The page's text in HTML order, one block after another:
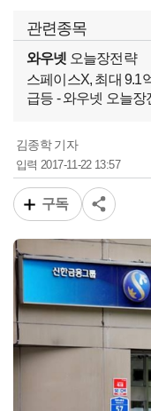
관련종목
와우넷 오늘장전략
스페이스X, 최대 9.1
급등 - 와우넷 오늘장
김종학 기자
입력2017-11-22 13:57
구독